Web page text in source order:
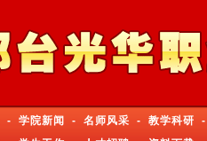
- 学院新闻 - 名师风采 - 教学科研
-